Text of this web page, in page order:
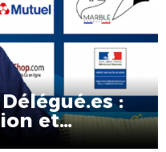
:
et